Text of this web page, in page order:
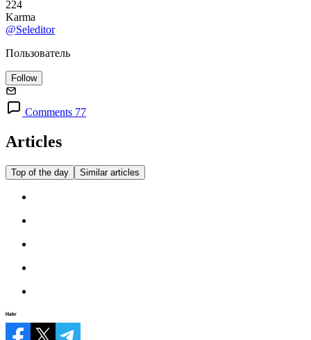
224
Karma
@Seleditor
Пользователь
Follow
Comments 77
Articles
Top of the day Similar articles